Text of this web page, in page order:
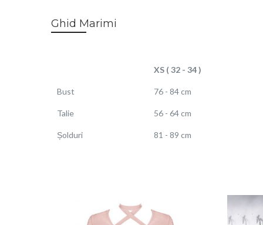
Ghid Marimi
XS ( 32 - 34 )
Bust 76 - 84 cm
Talie 56 - 64 cm
Șolduri 81 - 89 cm